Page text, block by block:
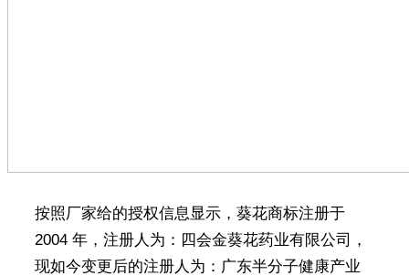
按照厂家给的授权信息显示，葵花商标注册于
2004 年，注册人为：四会金葵花药业有限公司，
现如今变更后的注册人为：广东半分子健康产业